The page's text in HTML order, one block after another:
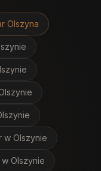
Olszyna
w Olszynie
w Olszynie